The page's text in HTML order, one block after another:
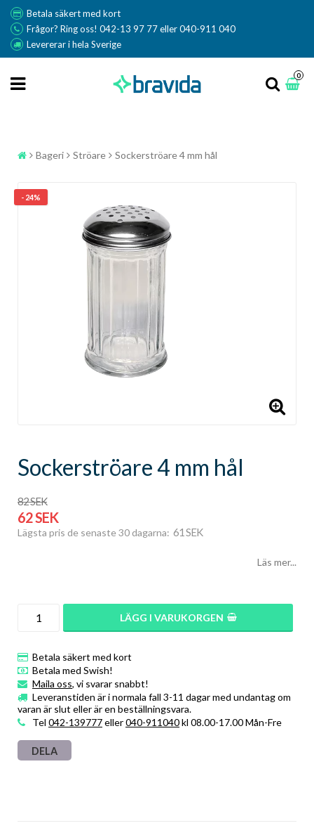
Betala säkert med kort
Frågor? Ring oss! 042-13 97 77 eller 040-911 040
Levererar i hela Sverige
0
Bageri Ströare Sockerströare 4 mm hål
- 24%
Sockerströare 4 mm hål
82 SEK
62 SEK
Lägsta pris de senaste 30 dagarna 61 SEK
Läs mer...
LÄGG I VARUKORGEN
Betala säkert med kort
Betala med Swish!
Maila oss, vi svarar snabbt!
Leveranstiden är i normala fall 3-11 dagar med undantag om
varan är slut eller är en beställningsvara.
Tel 042-139777eller040-911040kl 08.00-17.00 Mån-Fre
DELA